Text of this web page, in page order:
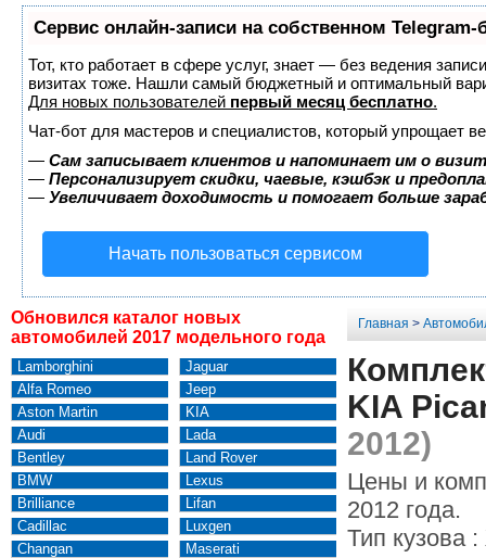
Сервис онлайн-записи на собственном Telegram-
Тот, кто работает в сфере услуг, знает — без ведения
визитах тоже. Нашли самый бюджетный и оптимальный
Для новых пользователей первый месяц бесплатно.
Чат-бот для мастеров и специалистов, который упрощает
— Сам записывает клиентов и напоминает им о
— Персонализирует скидки, чаевые, кэшбэк и
— Увеличивает доходимость и помогает больше
Начать пользоваться сервисом
Обновился каталог новых
автомобилей 2017 модельного года
Lamborghini
Alfa Romeo
Aston Martin
Audi
Bentley
BMW
Brilliance
Cadillac
Changan
Jaguar
Jeep
KIA
Lada
Land Rover
Lexus
Lifan
Luxgen
Maserati
Главная >
KIA
2012)
Цены и
2012 года.
Тип кузова :